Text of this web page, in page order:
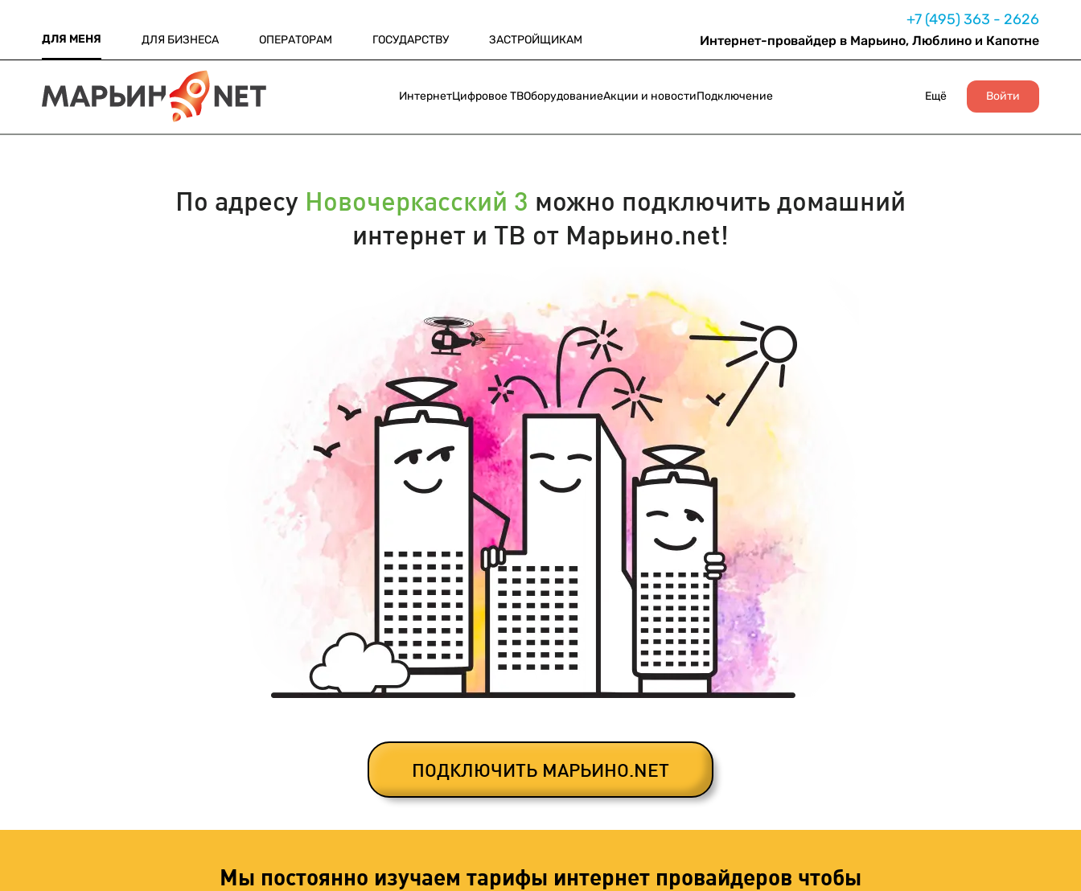
ДЛЯ МЕНЯ ДЛЯ БИЗНЕСА ОПЕРАТОРАМ ГОСУДАРСТВУ ЗАСТРОЙЩИКАМ
+7 (495) 363 - 2626
Интернет-провайдер в Марьино, Люблино и Капотне
ИнтернетЦифровое ТВОборудованиеАкции и новостиПодключение Ещё Войти
По адресу Новочеркасский 3 можно подключить домашний
интернет и ТВ от Марьино.net!
ПОДКЛЮЧИТЬ МАРЬИНО.NET
Мы постоянно изучаем тарифы интернет провайдеров чтобы